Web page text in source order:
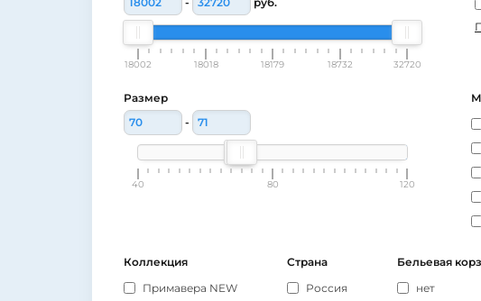
18002 18018 18179 18732 32720
Размер
-
40 80 120
Коллекция
Примавера NEW
Страна
Россия
Бельевая
нет